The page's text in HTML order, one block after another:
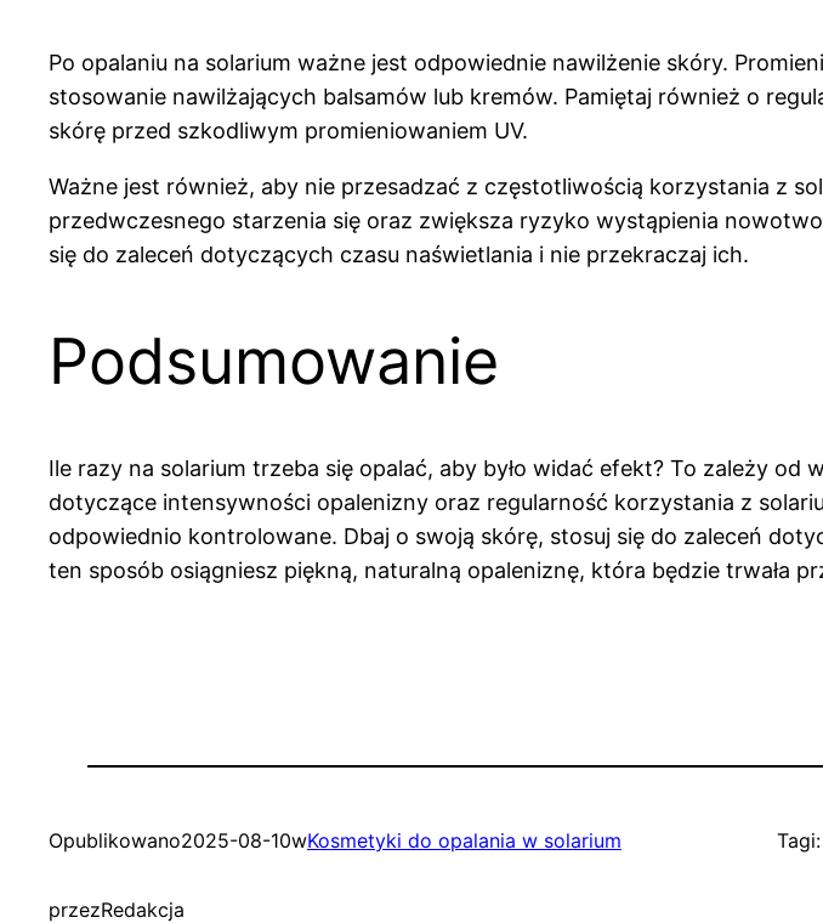
Po opalaniu na solarium ważne jest odpowiednie nawilżenie skóry.
stosowanie nawilżających balsamów lub kremów. Pamiętaj również o
skórę przed szkodliwym promieniowaniem UV.
Ważne jest również, aby nie przesadzać z częstotliwością korzystania z
przedwczesnego starzenia się oraz zwiększa ryzyko wystąpienia
się do zaleceń dotyczących czasu naświetlania i nie przekraczaj ich.
Podsumowanie
Ile razy na solarium trzeba się opalać, aby było widać efekt? To zależy
dotyczące intensywności opalenizny oraz regularność korzystania z
odpowiednio kontrolowane. Dbaj o swoją skórę, stosuj się do zaleceń
ten sposób osiągniesz piękną, naturalną opaleniznę, która będzie trwała
Opublikowano2025-08-10wKosmetyki do opalania w solarium
przezRedakcja
Tagi: